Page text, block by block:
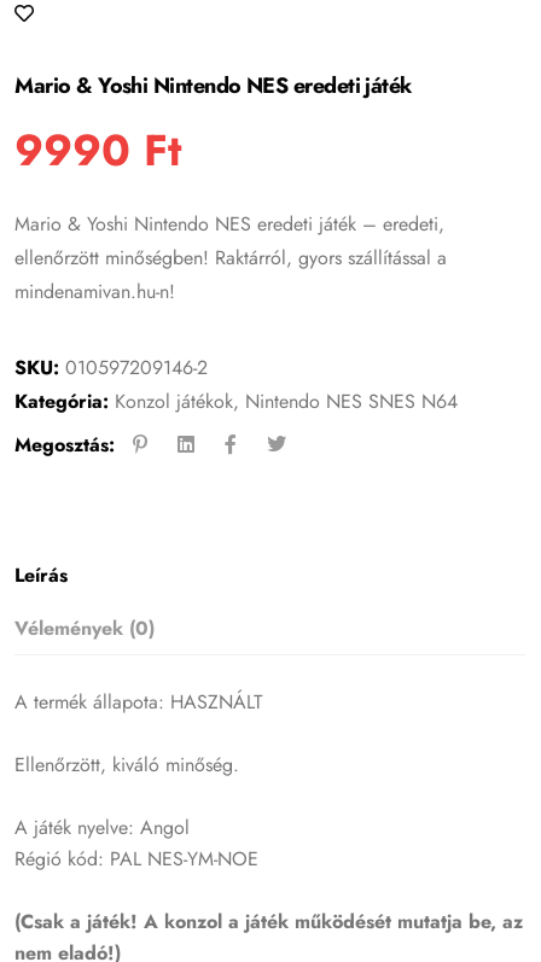
Mario & Yoshi Nintendo NES eredeti játék
9990 Ft
Mario & Yoshi Nintendo NES eredeti játék – eredeti,
ellenőrzött minőségben! Raktárról, gyors szállítással a
mindenamivan.hu-n!
SKU:010597209146-2
Kategória: Konzol játékok, Nintendo NES SNES N64
Megosztás:
Leírás
Vélemények (0)
A termék állapota: HASZNÁLT
Ellenőrzött, kiváló minőség.
A játék nyelve: Angol
Régió kód: PAL NES-YM-NOE
(Csak a játék! A konzol a játék működését mutatja be, az
nem eladó!)